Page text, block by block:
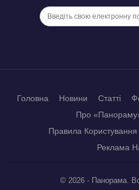
Головна Новини Статті
Про
Правила
Реклама
© 2026 - Панорама.